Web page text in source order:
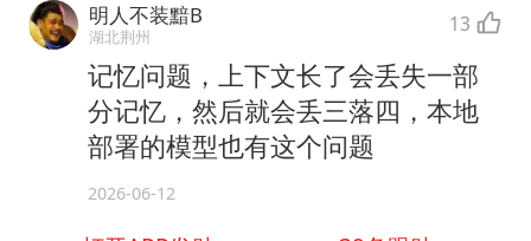
明人不装黯B
湖北荆州 13
记忆问题，上下文长了会丢失一部
分记忆，然后就会丢三落四，本地
部署的模型也有这个问题
2026-06-12